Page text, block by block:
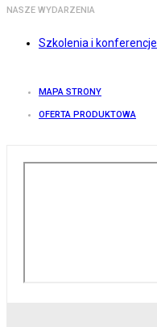
NASZE WYDARZENIA
Szkolenia i konferencje
MAPA STRONY
OFERTA PRODUKTOWA